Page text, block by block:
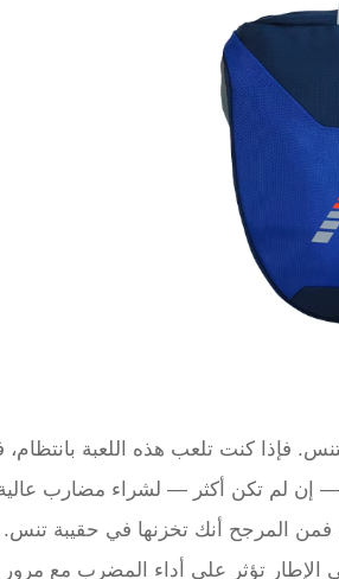
فإذا كنت تلعب هذه اللعبة
— إن لم تكن أكثر — لشراء مضارب
المرجح أنك تخزنها في حقيبة تنس.
تؤثر على أداء المضرب مع